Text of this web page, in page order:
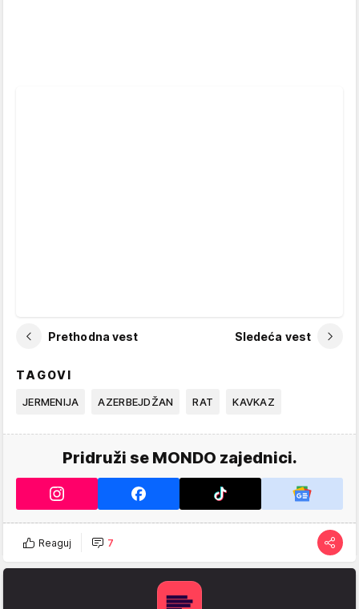
Prethodna vest Sledeća vest
TAGOVI
JERMENIJA AZERBEJDŽAN RAT KAVKAZ
Pridruži se MONDO zajednici.
Reaguj 7